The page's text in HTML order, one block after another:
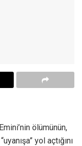
ölümünün,
yol açtığını